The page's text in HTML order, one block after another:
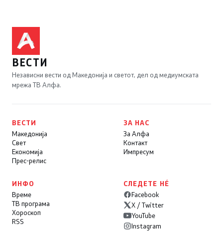
ВЕСТИ
Независни вести од Македонија и светот, дел од медиумската
мрежа ТВ Алфа.
ВЕСТИ
Македонија
Свет
Економија
Прес-релис
ЗА НАС
За Алфа
Контакт
Импресум
ИНФО
Време
ТВ програма
Хороскоп
RSS
СЛЕДЕТЕ НÉ
Facebook
X / Twitter
YouTube
Instagram